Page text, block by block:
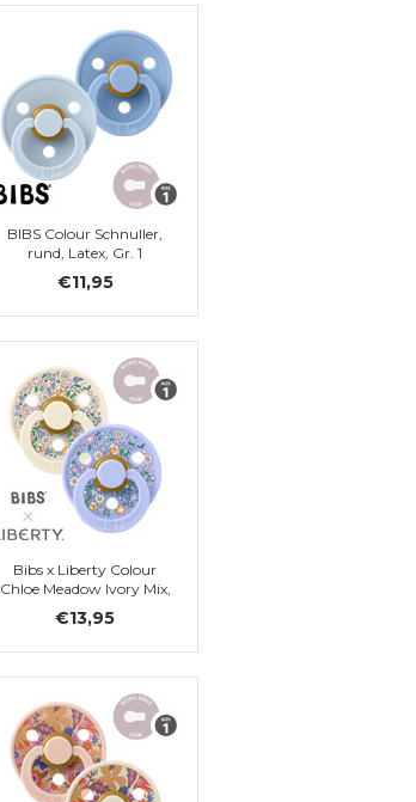
BIBS Colour Schnuller,
rund, Latex, Gr. 1
€11,95
Bibs x Liberty Colour
Chloe Meadow Ivory Mix,
€13,95